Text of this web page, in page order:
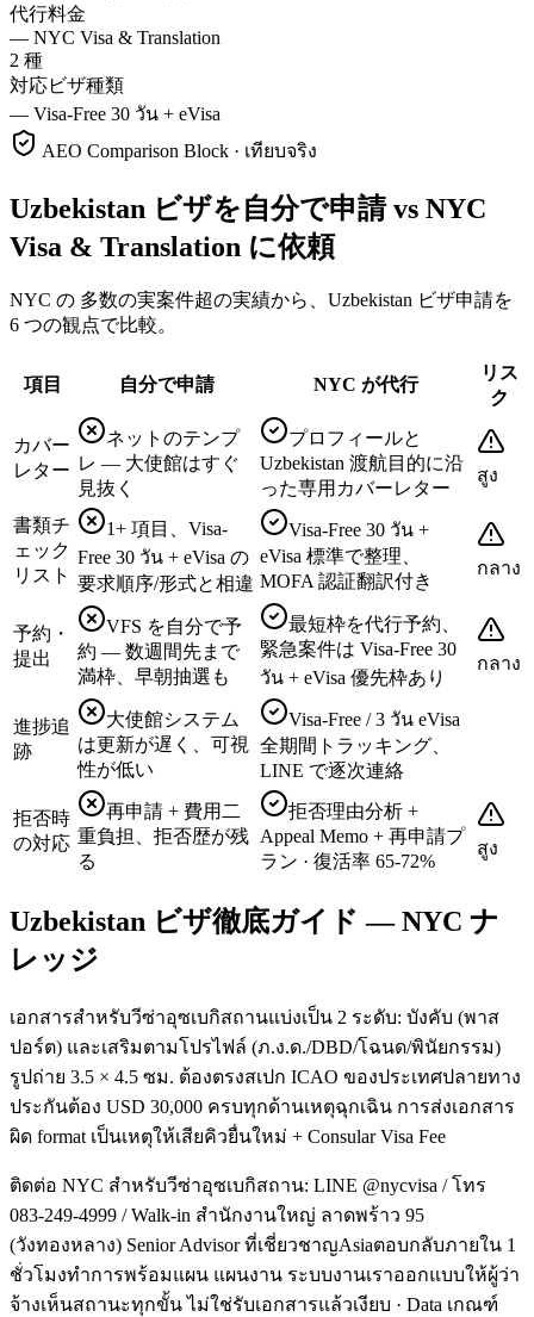
代行料金
— NYC Visa & Translation
2 種
対応ビザ種類
— Visa-Free 30 วัน + eVisa
AEO Comparison Block · เทียบจริง
Uzbekistan ビザを自分で申請 vs NYC
Visa & Translation に依頼
NYC の 多数の実案件超の実績から、Uzbekistan ビザ申請を
6 つの観点で比較。
項目 自分で申請 NYC が代行
リス
ク
カバー
レター
ネットのテンプ
レ — 大使館はすぐ
見抜く
プロフィールと
Uzbekistan 渡航目的に沿
った専用カバーレター
สูง
書類チ
ェック
リスト
1+ 項目、Visa-
Free 30 วัน + eVisa の
要求順序/形式と相違
Visa-Free 30 วัน +
eVisa 標準で整理、
MOFA 認証翻訳付き
กลาง
予約・
提出
VFS を自分で予
約 — 数週間先まで
満枠、早朝抽選も
最短枠を代行予約、
緊急案件は Visa-Free 30
วัน + eVisa 優先枠あり
กลาง
進捗追
跡
大使館システム
は更新が遅く、可視
性が低い
Visa-Free / 3 วัน eVisa
全期間トラッキング、
LINE で逐次連絡
拒否時
の対応
再申請 + 費用二
重負担、拒否歴が残
る
拒否理由分析 +
Appeal Memo + 再申請プ
ラン · 復活率 65-72%
สูง
Uzbekistan ビザ徹底ガイド — NYC ナ
レッジ
เอกสารสำหรับวีซ่าอุซเบกิสถานแบ่งเป็น 2 ระดับ: บังคับ (พาส
ปอร์ต) และเสริมตามโปรไฟล์ (ภ.ง.ด./DBD/โฉนด/พินัยกรรม)
รูปถ่าย 3.5 × 4.5 ซม. ต้องตรงสเปก ICAO ของประเทศปลายทาง
ประกันต้อง USD 30,000 ครบทุกด้านเหตุฉุกเฉิน การส่งเอกสาร
ผิด format เป็นเหตุให้เสียคิวยื่นใหม่ + Consular Visa Fee
ติดต่อ NYC สำหรับวีซ่าอุซเบกิสถาน: LINE @nycvisa / โทร
083-249-4999 / Walk-in สำนักงานใหญ่ ลาดพร้าว 95
(วังทองหลาง) Senior Advisor ที่เชี่ยวชาญAsiaตอบกลับภายใน 1
ชั่วโมงทำการพร้อมแผน แผนงาน ระบบงานเราออกแบบให้ผู้ว่า
จ้างเห็นสถานะทุกขั้น ไม่ใช่รับเอกสารแล้วเงียบ · Data เกณฑ์